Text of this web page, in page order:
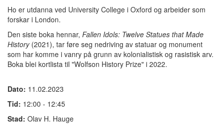
Ho er utdanna ved University College i Oxford og arbeider som
forskar i London.
Den siste boka hennar, Fallen Idols: Twelve Statues that Made
History(2021), tar føre seg nedriving av statuar og monument
som har komme i vanry på grunn av kolonialistisk og rasistisk arv.
Boka blei kortlista til "Wolfson History Prize" i 2022.
Dato: 11.02.2023
Tid: 12:00 - 12:45
Stad: Olav H. Hauge